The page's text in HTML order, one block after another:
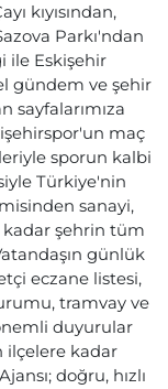
kıyısından,
Parkı'ndan
ile Eskişehir
gündem ve şehir
sayfalarımıza
maç
sporun kalbi
Türkiye'nin
sanayi,
şehrin tüm
günlük
eczane listesi,
tramvay ve
duyurular
ilçelere kadar
doğru, hızlı